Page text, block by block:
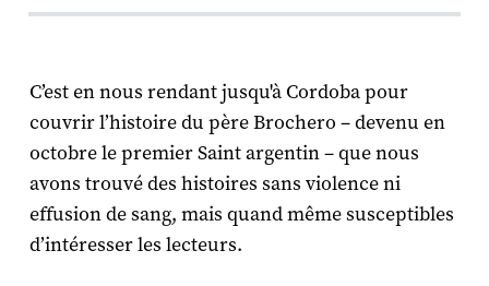
C’est en nous rendant jusqu'à Cordoba pour
couvrir l’histoire du père Brochero – devenu en
octobre le premier Saint argentin – que nous
avons trouvé des histoires sans violence ni
effusion de sang, mais quand même susceptibles
d’intéresser les lecteurs.